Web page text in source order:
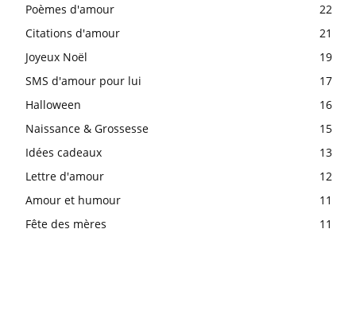
Poèmes d'amour
22
Citations d'amour
21
Joyeux Noël
19
SMS d'amour pour lui
17
Halloween
16
Naissance & Grossesse
15
Idées cadeaux
13
Lettre d'amour
12
Amour et humour
11
Fête des mères
11